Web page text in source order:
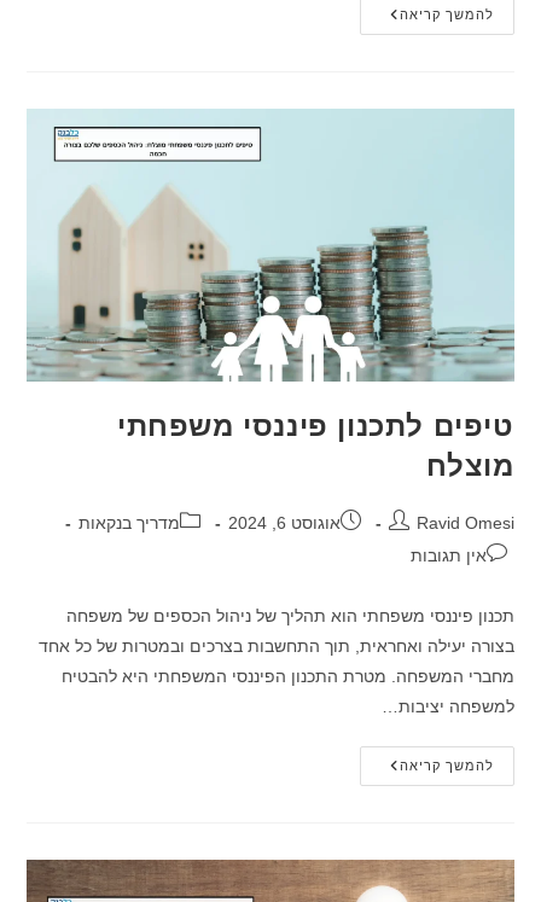
להמשך קריאהכמה
עולה
טיפים לתכנון פיננסי משפחתי
מוצלח
מחבר:
Ravid Omesi פורסם:אוגוסט 6, 2024 קטגוריה:
מדריך בנקאות
תגובות:
אין תגובות
תכנון פיננסי משפחתי הוא תהליך של ניהול הכספים של משפחה
בצורה יעילה ואחראית, תוך התחשבות בצרכים ובמטרות של כל אחד
מחברי המשפחה. מטרת התכנון הפיננסי המשפחתי היא להבטיח
למשפחה יציבות…
להמשך קריאהטיפים
לתכנון